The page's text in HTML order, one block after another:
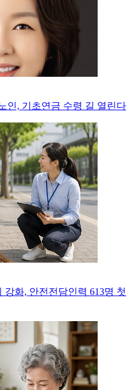
인, 기초연금 수령 길 열린다
강화, 안전전담인력 613명 첫